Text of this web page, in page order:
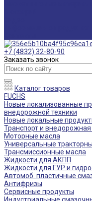
+7 (4832) 32-80-90
Заказать звонок
Каталог товаров
FUCHS
Новые локализованные
внедорожной техники
Новые локальные
Транспорт и внедорожная
Моторные масла
Универсальные
Трансмиссионные масла
Жидкости для АКПП
Жидкости для ГУР и
Автомоб. пластичные
Антифризы
Сервисные продукты